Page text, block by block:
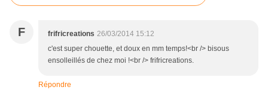
F frifricreations 26/03/2014 15:12
c'est super chouette, et doux en mm temps!<br /> bisous
ensolleillés de chez moi !<br /> frifricreations.
Répondre